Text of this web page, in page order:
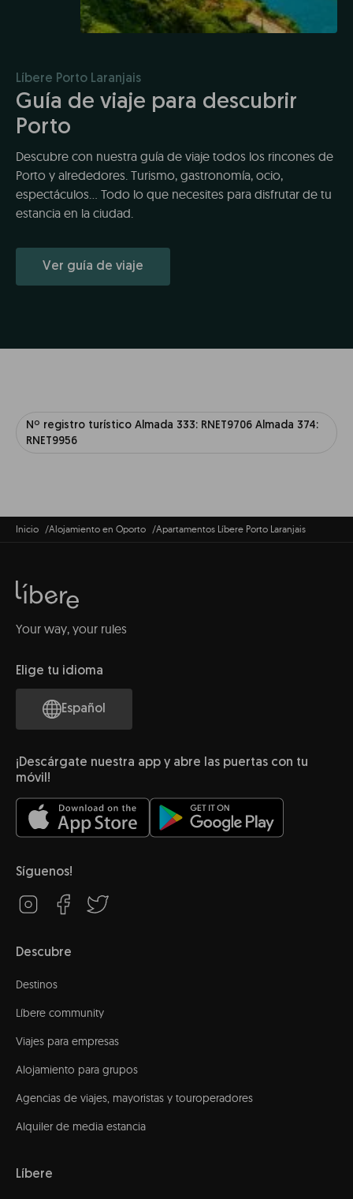
Líbere Porto Laranjais
Guía de viaje para descubrir
Porto
Descubre con nuestra guía de viaje todos los rincones de
Porto y alrededores. Turismo, gastronomía, ocio,
espectáculos... Todo lo que necesites para disfrutar de tu
estancia en la ciudad.
Ver guía de viaje
Nº registro turístico Almada 333: RNET9706 Almada 374:
RNET9956
Inicio Alojamiento en Oporto Apartamentos Líbere Porto Laranjais
Your way, your rules
Elige tu idioma
Español
¡Descárgate nuestra app y abre las puertas con tu
móvil!
Síguenos!
Descubre
Destinos
Líbere community
Viajes para empresas
Alojamiento para grupos
Agencias de viajes, mayoristas y touroperadores
Alquiler de media estancia
Líbere